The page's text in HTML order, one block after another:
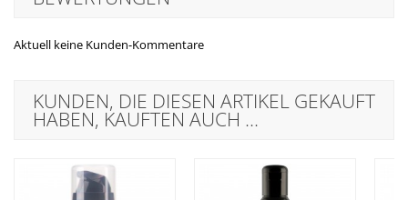
Aktuell keine Kunden-Kommentare
KUNDEN, DIE DIESEN ARTIKEL GEKAUFT
HABEN, KAUFTEN AUCH ...